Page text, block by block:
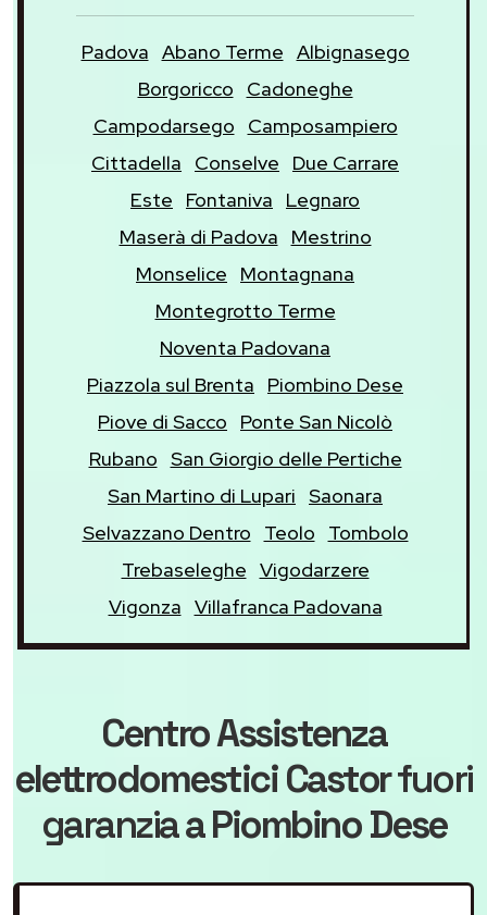
Padova Abano Terme Albignasego
Borgoricco
Cadoneghe
Campodarsego
Camposampiero
Cittadella
Conselve
Due Carrare
Este
Fontaniva
Legnaro
Maserà di Padova
Mestrino
Monselice
Montagnana
Montegrotto Terme
Noventa Padovana
Piazzola sul Brenta
Piombino Dese
Piove di Sacco
Ponte San Nicolò
Rubano San Giorgio delle Pertiche
San Martino di Lupari Saonara
Selvazzano Dentro
Teolo
Tombolo
Trebaseleghe Vigodarzere
Vigonza Villafranca Padovana
Centro Assistenza
elettrodomestici Castorfuori
garanziaa Piombino Dese